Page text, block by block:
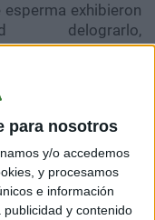
para nosotros
y/o accedemos
y procesamos
e información
y contenido
exhibieron
delograrlo,
los efectos
indeseada
de esta manera?